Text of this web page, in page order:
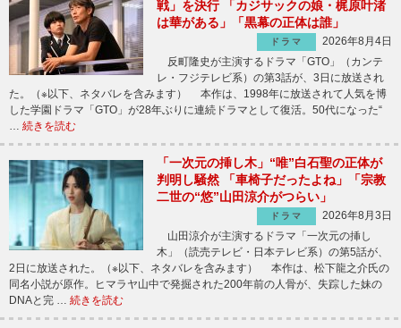
戦」を決行 「カジサックの娘・梶原叶渚
は華がある」「黒幕の正体は誰」
ドラマ
2026年8月4日
反町隆史が主演するドラマ「GTO」（カンテ
レ・フジテレビ系）の第3話が、3日に放送され
た。（※以下、ネタバレを含みます） 本作は、1998年に放送されて人気を博
した学園ドラマ「GTO」が28年ぶりに連続ドラマとして復活。50代になった“
続きを読む
「一次元の挿し木」“唯”白石聖の正体が
判明し騒然 「車椅子だったよね」「宗教
二世の“悠”山田涼介がつらい」
ドラマ
2026年8月3日
山田涼介が主演するドラマ「一次元の挿し
木」（読売テレビ・日本テレビ系）の第5話が、
2日に放送された。（※以下、ネタバレを含みます） 本作は、松下龍之介氏の
同名小説が原作。ヒマラヤ山中で発掘された200年前の人骨が、失踪した妹の
DNAと完 … 続きを読む